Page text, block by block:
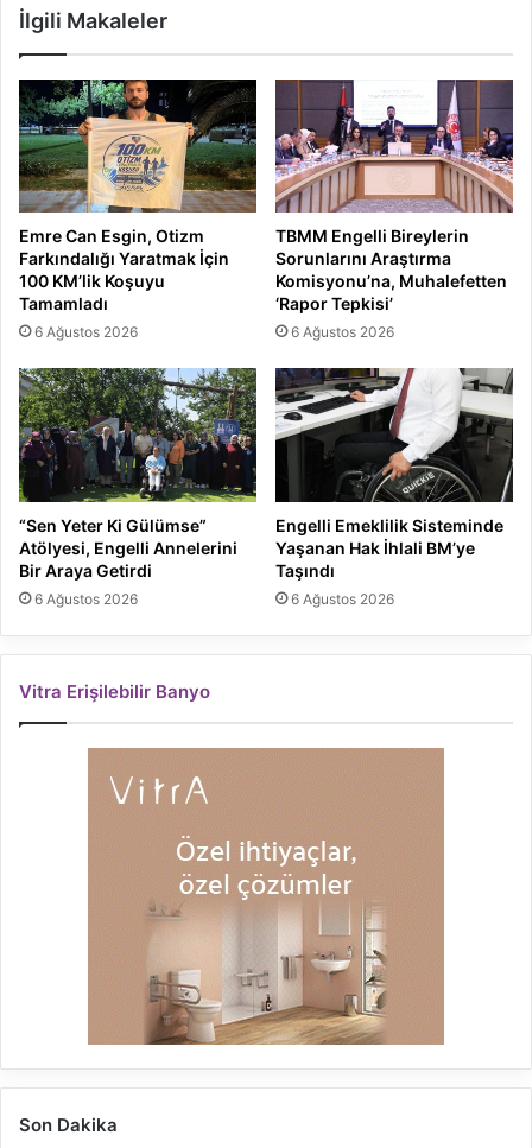
İlgili Makaleler
Emre Can Esgin, Otizm
Farkındalığı Yaratmak İçin
100 KM’lik Koşuyu
Tamamladı
6 Ağustos 2026
TBMM Engelli Bireylerin
Sorunlarını Araştırma
Komisyonu’na, Muhalefetten
‘Rapor Tepkisi’
6 Ağustos 2026
“Sen Yeter Ki Gülümse”
Atölyesi, Engelli Annelerini
Bir Araya Getirdi
6 Ağustos 2026
Engelli Emeklilik Sisteminde
Yaşanan Hak İhlali BM’ye
Taşındı
6 Ağustos 2026
Vitra Erişilebilir Banyo
Son Dakika